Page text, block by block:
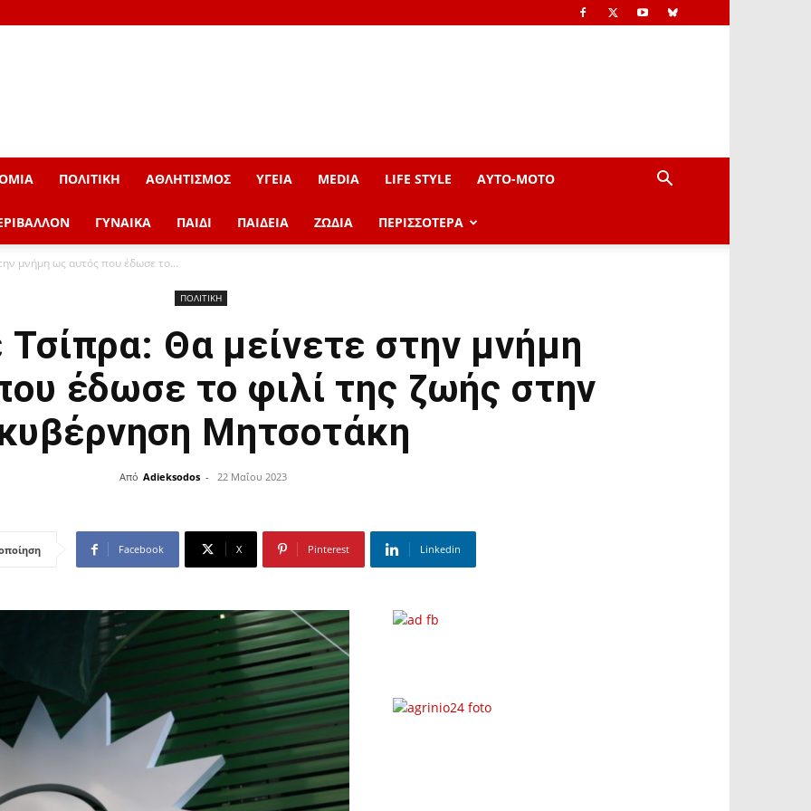
ΠΟΛΙΤΙΚΗ ΑΘΛΗΤΙΣΜΟΣ ΥΓΕΙΑ MEDIA LIFE STYLE AYTO-ΜOTO
ΓΥΝΑΙΚΑ ΠΑΙΔΙ ΠΑΙΔΕΙΑ ΖΩΔΙΑ ΠΕΡΙΣΣΟΤΕΡΑ
μνήμη ως αυτός που έδωσε το...
ΠΟΛΙΤΙΚΗ
Θα μείνετε στην μνήμη
έδωσε το φιλί της ζωής στην
Μητσοτάκη
Από Adieksodos - 22 Μαΐου 2023
Facebook X Pinterest Linkedin